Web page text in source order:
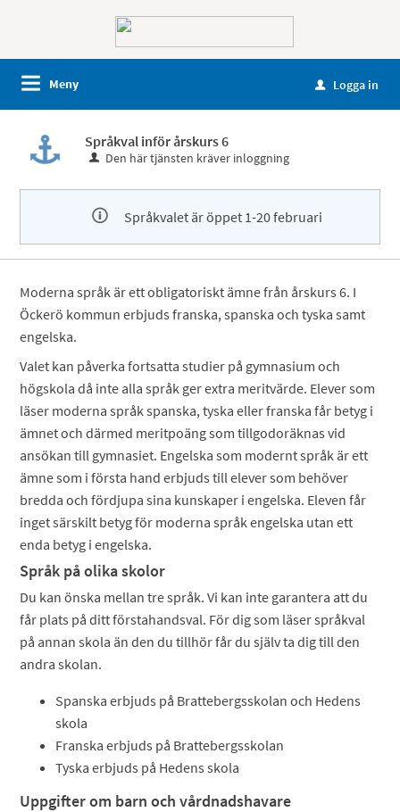
Meny u Logga in
Språkval inför årskurs 6
Den här tjänsten kräver inloggning
Språkvalet är öppet 1-20 februari
Moderna språk är ett obligatoriskt ämne från årskurs 6. I
Öckerö kommun erbjuds franska, spanska och tyska samt
engelska.
Valet kan påverka fortsatta studier på gymnasium och
högskola då inte alla språk ger extra meritvärde. Elever som
läser moderna språk spanska, tyska eller franska får betyg i
ämnet och därmed meritpoäng som tillgodoräknas vid
ansökan till gymnasiet. Engelska som modernt språk är ett
ämne som i första hand erbjuds till elever som behöver
bredda och fördjupa sina kunskaper i engelska. Eleven får
inget särskilt betyg för moderna språk engelska utan ett
enda betyg i engelska.
Språk på olika skolor
Du kan önska mellan tre språk. Vi kan inte garantera att du
får plats på ditt förstahandsval. För dig som läser språkval
på annan skola än den du tillhör får du själv ta dig till den
andra skolan.
Spanska erbjuds på Brattebergsskolan och Hedens
skola
Franska erbjuds på Brattebergsskolan
Tyska erbjuds på Hedens skola
Uppgifter om barn och vårdnadshavare